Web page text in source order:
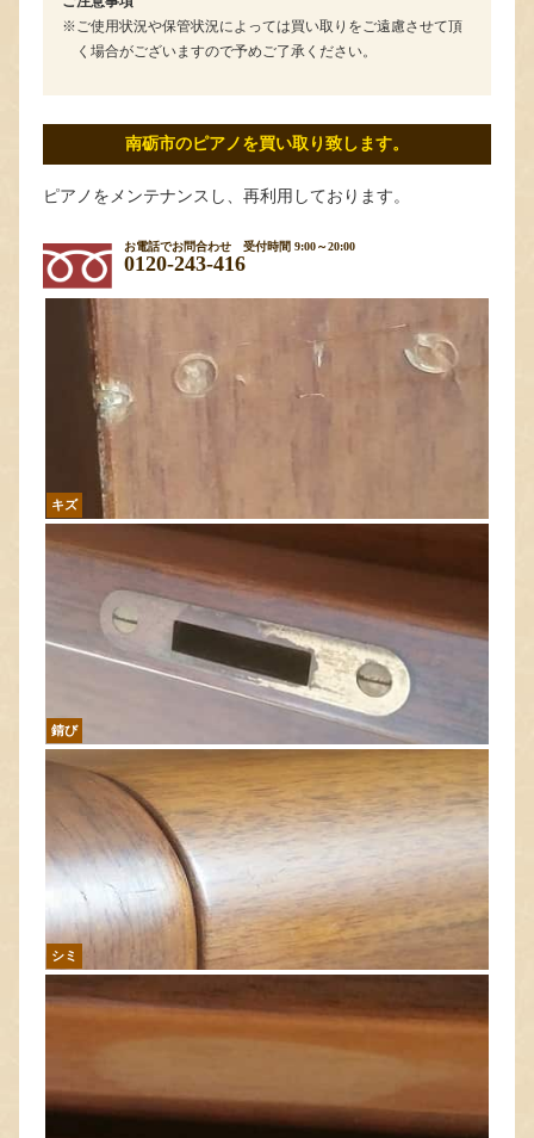
ご使用状況や保管状況によっては買い取りをご遠慮させて頂
く場合がございますので予めご了承ください。
南砺市のピアノを買い取り致します。
ピアノをメンテナンスし、再利用しております。
お電話でお問合わせ 受付時間 9:00～20:00
0120-243-416
キズ
錆び
シミ